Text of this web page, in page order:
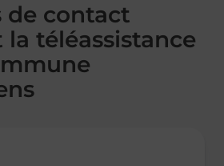
de contact
téléassistance